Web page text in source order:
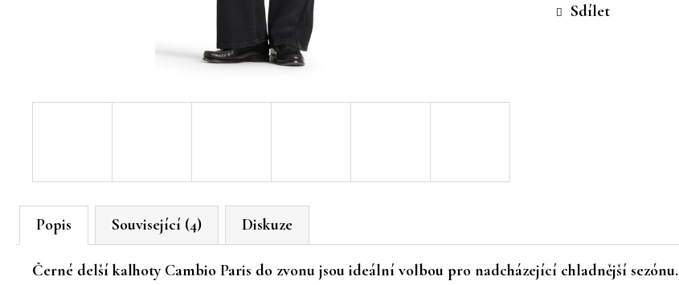
Sdílet
Popis Související (4) Diskuze
Černé delší kalhoty Cambio Paris do zvonu jsou ideální volbou pro nadcházející chladnější sezónu.